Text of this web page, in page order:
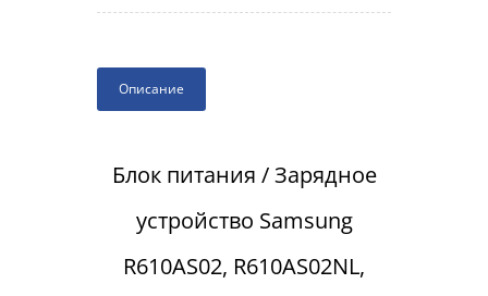
Описание
Блок питания / Зарядное
устройство Samsung
R610AS02, R610AS02NL,